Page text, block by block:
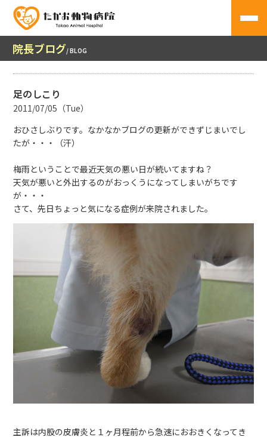
院長ブログ/ BLOG
足のしこり
2011/07/05（Tue）
おひさしぶりです。なかなかブログの更新ができずじまいでし
たが・・・（汗）
梅雨ということで最近天気の悪い日が続いてますね？
天気が悪いと外出するのがおっくうになってしまいがちです
が・・・
さて、先日ちょっと気になる症例が来院されました。
主訴は内股の皮膚炎と１ヶ月程前から急速におおきくなってき